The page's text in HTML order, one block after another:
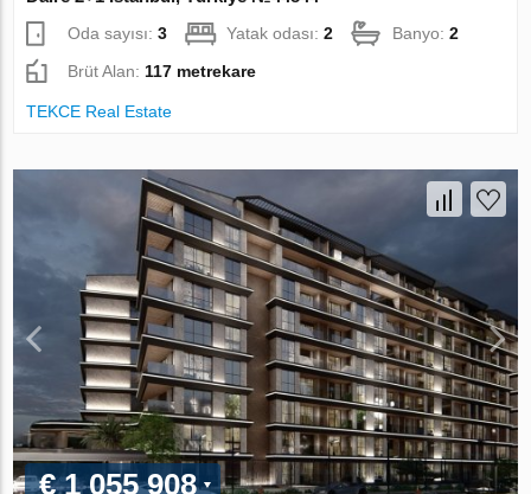
Oda sayısı:3 Yatak odası:2 Banyo:2
Brüt Alan: 117 metrekare
TEKCE Real Estate
€ 1 055 908